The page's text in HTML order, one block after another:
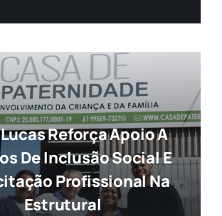
Reforça Apoio A
De Inclusão Social E
Profissional Na
Estrutural